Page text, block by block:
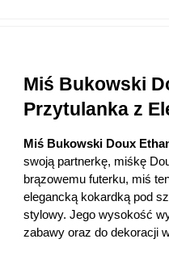
Miś Bukowski
Przytulanka z
Miś Bukowski Doux
swoją partnerkę, miśkę
brązowemu futerku, miś
elegancką kokardką pod
stylowy. Jego wysokość
zabawy oraz do dekoracji